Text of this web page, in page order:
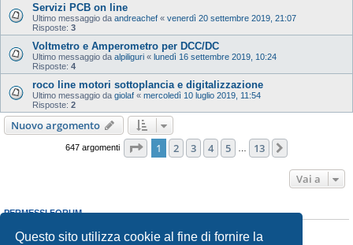
Questo sito utilizza cookie al fine di fornire la
Servizi PCB on line
Ultimo messaggio da andreachef « venerdì 20 settembre 2019, 21:07
Risposte: 3
Voltmetro e Amperometro per DCC/DC
Ultimo messaggio da alpiliguri « lunedì 16 settembre 2019, 10:24
Risposte: 4
roco line motori sottoplancia e digitalizzazione
Ultimo messaggio da giolaf « mercoledì 10 luglio 2019, 11:54
Risposte: 2
Nuovo argomento
647 argomenti Pagina di 13
1 2 3 4 5 13
Vai a
PERMESSI FORUM
Non puoirispondere negli argomenti